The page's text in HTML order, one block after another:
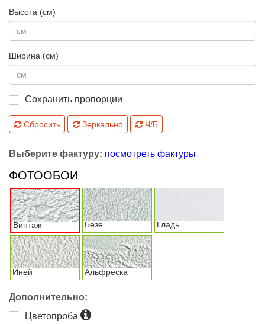
Высота (см)
Ширина (см)
Сохранить пропорции
Сбросить Зеркально Ч/Б
Выберите фактуру: посмотреть фактуры
ФОТООБОИ
Винтаж Безе Гладь
Иней Альфреска
Дополнительно:
Цветопроба